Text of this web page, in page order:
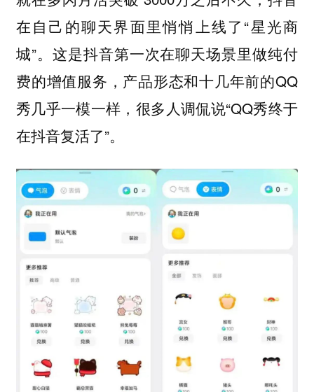
在自己的聊天界面里悄悄上线了“星光商
城”。这是抖音第一次在聊天场景里做纯付
费的增值服务，产品形态和十几年前的QQ
秀几乎一模一样，很多人调侃说“QQ秀终于
在抖音复活了”。